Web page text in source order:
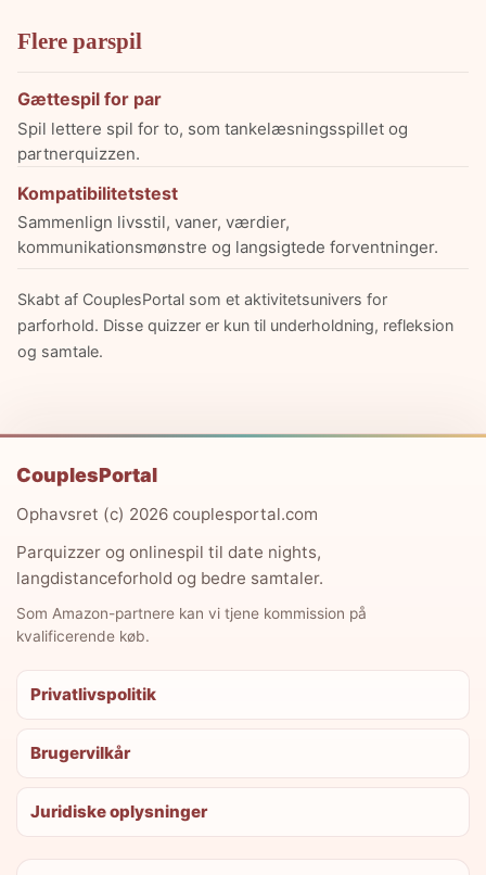
Flere parspil
Gættespil for par
Spil lettere spil for to, som tankelæsningsspillet og
partnerquizzen.
Kompatibilitetstest
Sammenlign livsstil, vaner, værdier,
kommunikationsmønstre og langsigtede forventninger.
Skabt af CouplesPortal som et aktivitetsunivers for
parforhold. Disse quizzer er kun til underholdning, refleksion
og samtale.
CouplesPortal
Ophavsret (c) 2026 couplesportal.com
Parquizzer og onlinespil til date nights,
langdistanceforhold og bedre samtaler.
Som Amazon-partnere kan vi tjene kommission på
kvalificerende køb.
Privatlivspolitik
Brugervilkår
Juridiske oplysninger